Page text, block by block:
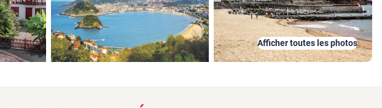
Afficher toutes les photos